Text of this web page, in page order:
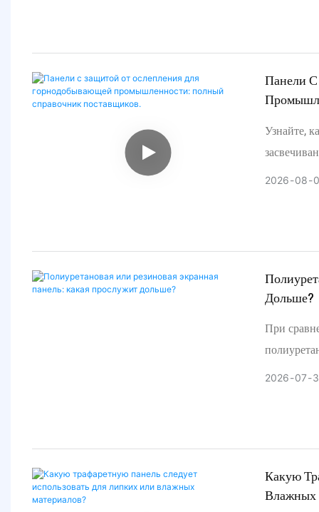
Панели
Узнайте,
2026 08
Дольше?
При
больших
полезных
2026 07
Какую
Влажных